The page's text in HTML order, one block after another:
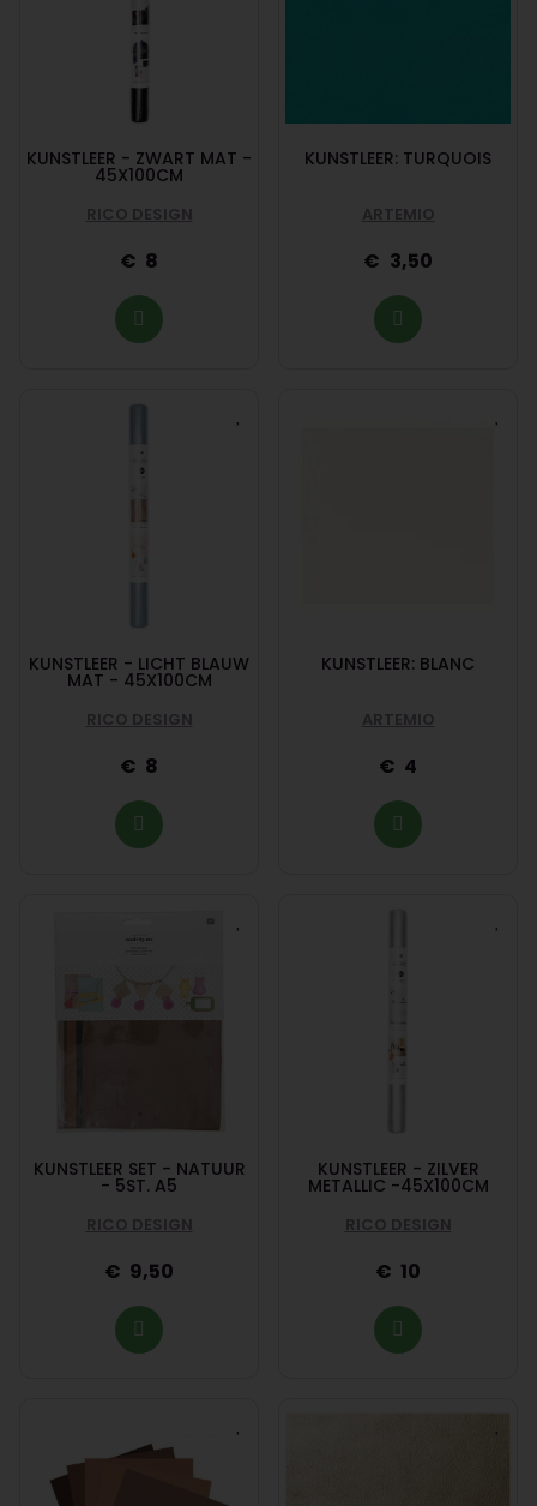
KUNSTLEER - ZWART MAT -
45X100CM
RICO DESIGN
8
KUNSTLEER: TURQUOIS
ARTEMIO
3,50
KUNSTLEER - LICHT BLAUW
MAT - 45X100CM
RICO DESIGN
8
KUNSTLEER: BLANC
ARTEMIO
4
KUNSTLEER SET - NATUUR
- 5ST. A5
RICO DESIGN
9,50
KUNSTLEER - ZILVER
METALLIC -45X100CM
RICO DESIGN
10